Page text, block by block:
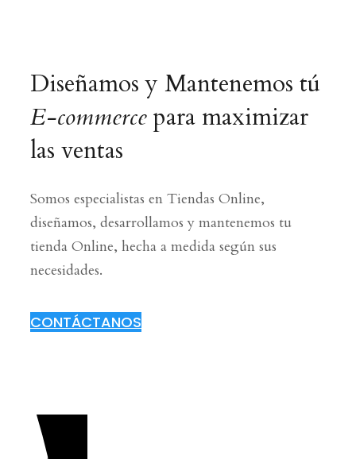
Diseñamos y Mantenemos tú
E-commercepara maximizar
las ventas
Somos especialistas en Tiendas Online,
diseñamos, desarrollamos y mantenemos tu
tienda Online, hecha a medida según sus
necesidades.
CONTÁCTANOS